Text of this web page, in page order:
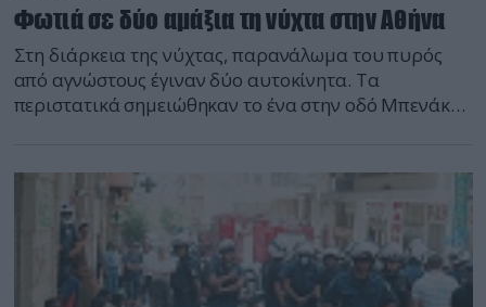
Φωτιά σε δύο αμάξια τη νύχτα στην Αθήνα
Στη διάρκεια της νύχτας, παρανάλωμα του πυρός
από αγνώστους έγιναν δύο αυτοκίνητα. Τα
περιστατικά σημειώθηκαν το ένα στην οδό Μπενάκη
Τμήμα ειδήσεων defencenet.gr